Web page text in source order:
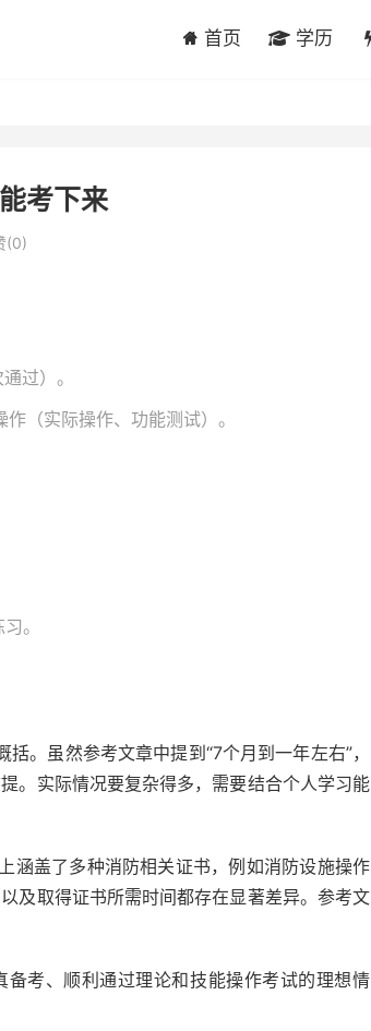
首页 学历
考下来
(0)
过）。
（实际操作、功能测试）。
。
。虽然参考文章中提到“7个月到一年左右”，
。实际情况要复杂得多，需要结合个人学习能
涵盖了多种消防相关证书，例如消防设施操作
及取得证书所需时间都存在显著差异。参考文
考、顺利通过理论和技能操作考试的理想情